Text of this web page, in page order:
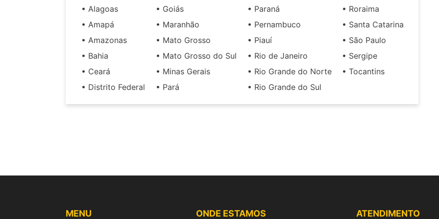
• Alagoas
• Amapá
• Amazonas
• Bahia
• Ceará
• Distrito Federal
• Goiás
• Maranhão
• Mato Grosso
• Mato Grosso do Sul
• Minas Gerais
• Pará
• Paraná
• Pernambuco
• Piauí
• Rio de Janeiro
• Rio Grande do Norte
• Rio Grande do Sul
• Roraima
• Santa Catarina
• São Paulo
• Sergipe
• Tocantins
MENU ONDE ESTAMOS ATENDIMENTO